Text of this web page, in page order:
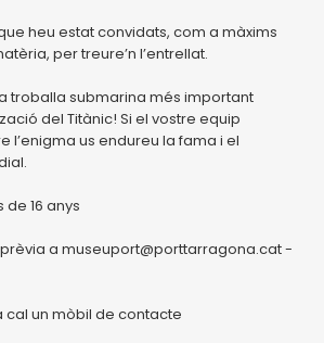
heu estat convidats, com a màxims
per treure’n l’entrellat.
troballa submarina més important
del Titànic! Si el vostre equip
l’enigma us endureu la fama i el
16 anys
a museuport@porttarragona.cat -
cal un mòbil de contacte